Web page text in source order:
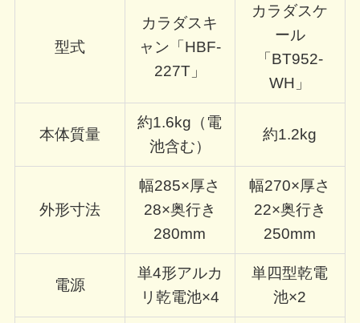
型式
カラダスキ
ャン「HBF-
227T」
カラダスケ
ール
「BT952-
WH」
本体質量
約1.6kg（電
池含む）
約1.2kg
外形寸法
幅285×厚さ
28×奥行き
280mm
幅270×厚さ
22×奥行き
250mm
電源
単4形アルカ
リ乾電池×4
単四型乾電
池×2